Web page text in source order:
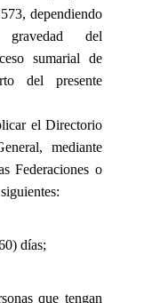
dependiendo
del
sumarial de
del presente
el Directorio
mediante
Federaciones o
días;
que tengan